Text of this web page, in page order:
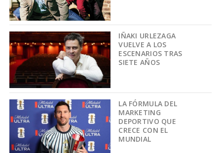
IÑAKI URLEZAGA
VUELVE A LOS
ESCENARIOS TRAS
SIETE AÑOS
LA FÓRMULA DEL
MARKETING
DEPORTIVO QUE
CRECE CON EL
MUNDIAL